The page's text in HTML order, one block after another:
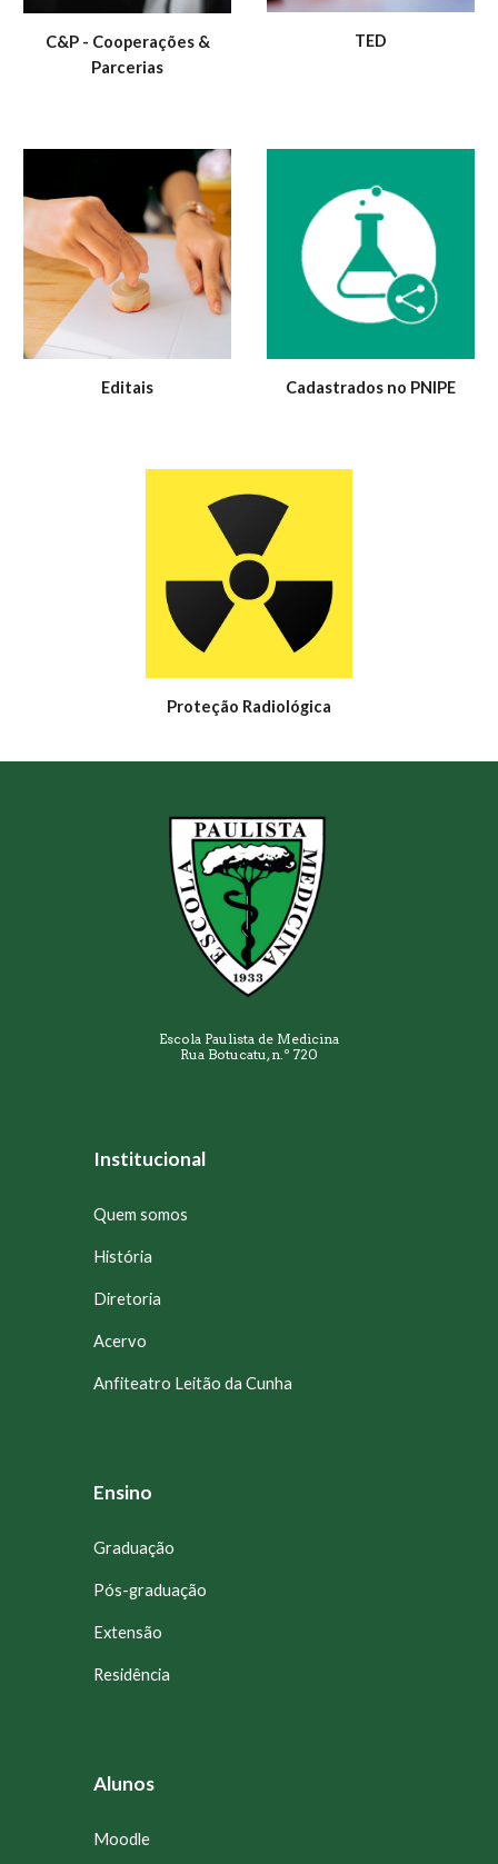
C&P - Cooperações &
Parcerias
TED
Editais Cadastrados no PNIPE
Proteção Radiológica
Escola Paulista de Medicina
Rua Botucatu, n.º 720
Institucional
Quem somos
História
Diretoria
Acervo
Anfiteatro Leitão da Cunha
Ensino
Graduação
Pós-graduação
Extensão
Residência
Alunos
Moodle